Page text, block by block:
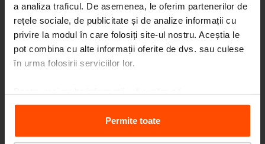
a analiza traficul. De asemenea, le oferim partenerilor de
rețele sociale, de publicitate și de analize informații cu
privire la modul în care folosiți site-ul nostru. Aceștia le
pot combina cu alte informații oferite de dvs. sau culese
în urma folosirii serviciilor lor.
vizitațiPrinciples Relating to the Processing Personal
Permite toate